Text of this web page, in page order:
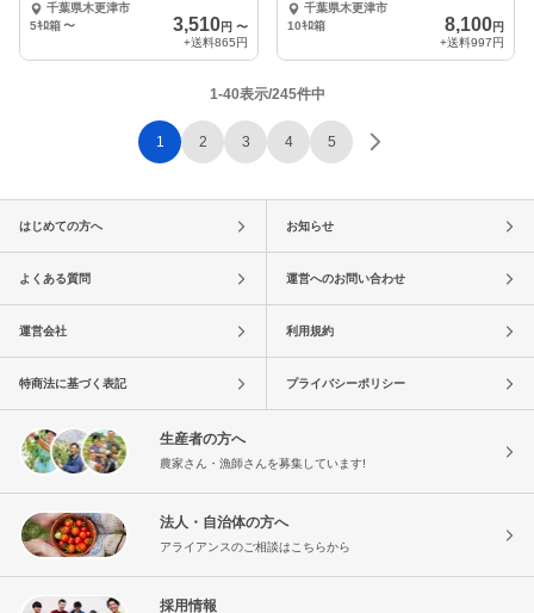
千葉県木更津市
5ｷﾛ箱〜 3,510円 〜
+送料865円
千葉県木更津市
10ｷﾛ箱
8,100円
+送料997円
1-40表示/245件中
1 2 3 4 5
はじめての方へ お知らせ
よくある質問 運営へのお問い合わせ
運営会社 利用規約
特商法に基づく表記 プライバシーポリシー
生産者の方へ
農家さん・漁師さんを募集しています!
法人・自治体の方へ
アライアンスのご相談はこちらから
採用情報